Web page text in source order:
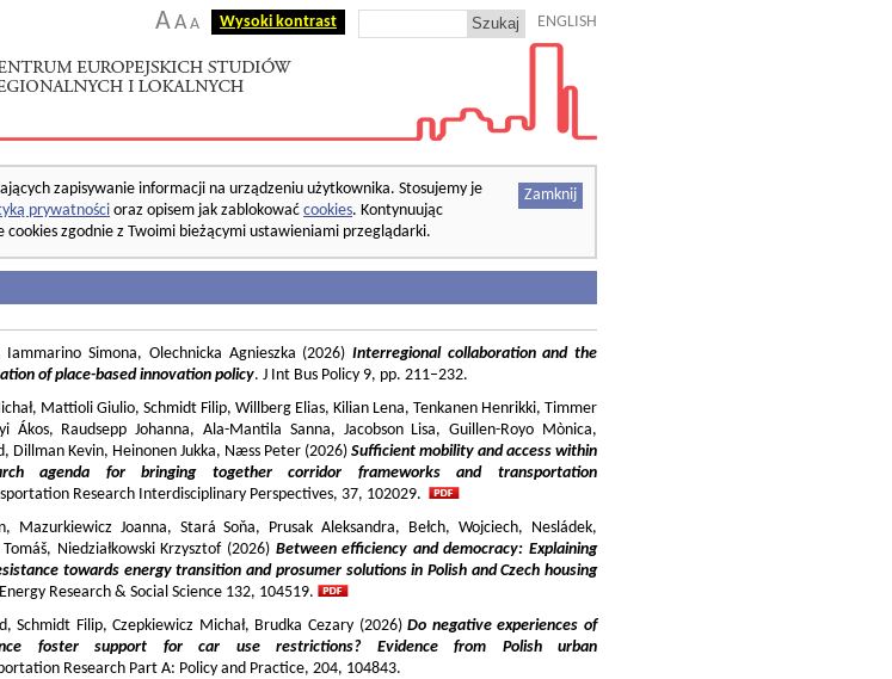
AA A Wysoki kontrast ENGLISH
Zamknij
zapisywanie informacji na urządzeniu użytkownika. Stosujemy je
prywatności oraz opisem jak zablokować cookies. Kontynuując
zgodnie z Twoimi bieżącymi ustawieniami przeglądarki.
Iammarino Simona, Olechnicka Agnieszka (2026) Interregional collaboration and the
of place-based innovation policy. J Int Bus Policy 9, pp. 211–232.
Mattioli Giulio, Schmidt Filip, Willberg Elias, Kilian Lena, Tenkanen Henrikki, Timmer
Ákos, Raudsepp Johanna, Ala-Mantila Sanna, Jacobson Lisa, Guillen-Royo Mònica,
Dillman Kevin, Heinonen Jukka, Næss Peter (2026) Sufficient mobility and access within
agenda for bringing together corridor frameworks and transportation
Research Interdisciplinary Perspectives, 37, 102029.
Mazurkiewicz Joanna, Stará Soňa, Prusak Aleksandra, Bełch, Wojciech, Nesládek,
Niedziałkowski Krzysztof (2026) Between efficiency and democracy: Explaining
towards energy transition and prosumer solutions in Polish and Czech housing
Energy Research & Social Science 132, 104519.
Schmidt Filip, Czepkiewicz Michał, Brudka Cezary (2026)Do negative experiences of
foster support for car use restrictions? Evidence from Polish urban
Research Part A: Policy and Practice, 204, 104843.